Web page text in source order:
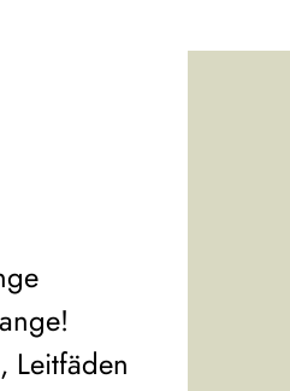
Leitfäden